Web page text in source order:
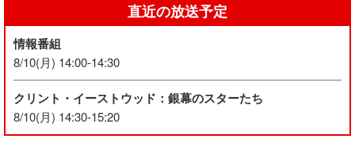
直近の放送予定
情報番組
8/10(月) 14:00-14:30
クリント・イーストウッド：銀幕のスターたち
8/10(月) 14:30-15:20